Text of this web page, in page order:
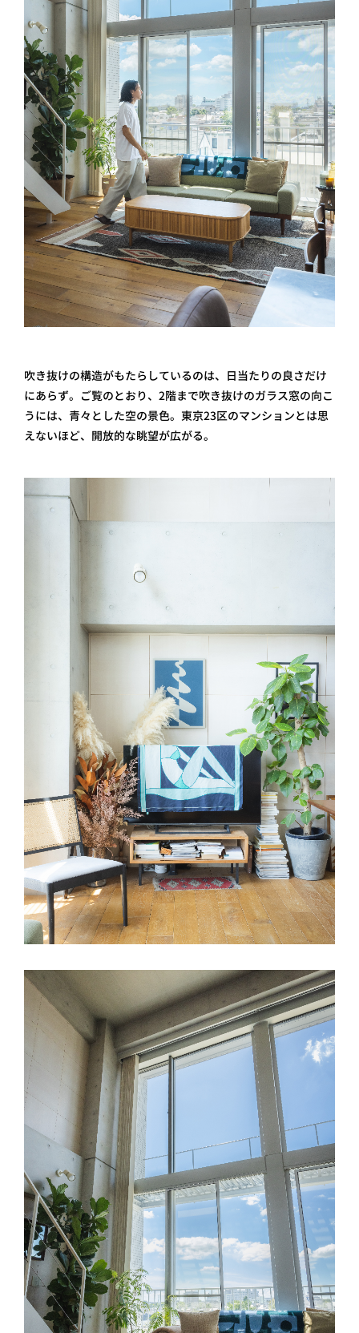
吹き抜けの構造がもたらしているのは、日当たりの良さだけ
にあらず。ご覧のとおり、2階まで吹き抜けのガラス窓の向こ
うには、青々とした空の景色。東京23区のマンションとは思
えないほど、開放的な眺望が広がる。